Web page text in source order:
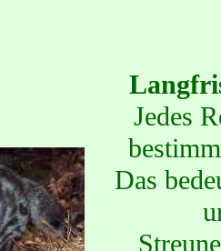
Jedes
Das